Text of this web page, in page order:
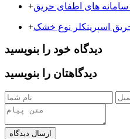
+های اطفای حریق
+اسپرینکلر نوع خشک
دیدگاه خود را بنویسید
دیدگاهتان را بنویسید
ارسال دیدگاه